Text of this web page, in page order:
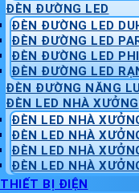
ĐÈN ĐƯỜNG LED
ĐÈN ĐƯỜNG LED
ĐÈN ĐƯỜNG LED
ĐÈN ĐƯỜNG LED
ĐÈN ĐƯỜNG LED
ĐÈN ĐƯỜNG NĂNG
ĐÈN LED NHÀ XƯỞNG
ĐÈN LED NHÀ
ĐÈN LED NHÀ
ĐÈN LED NHÀ
ĐÈN LED NHÀ
THIẾT BỊ ĐIỆN